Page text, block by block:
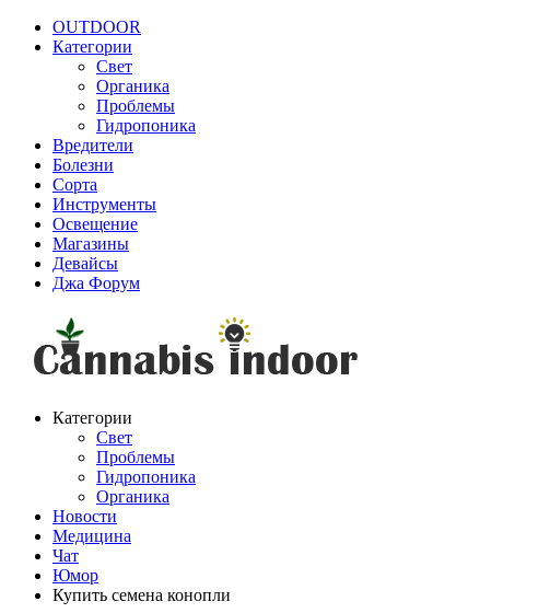
OUTDOOR
Категории
Свет
Органика
Проблемы
Гидропоника
Вредители
Болезни
Сорта
Инструменты
Освещение
Магазины
Девайсы
Джа Форум
Категории
Свет
Проблемы
Гидропоника
Органика
Новости
Медицина
Чат
Юмор
Купить семена конопли